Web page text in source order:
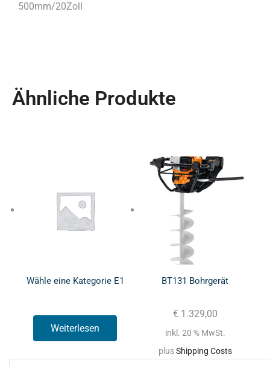
500mm/20Zoll
Ähnliche Produkte
Wähle eine Kategorie E1
Weiterlesen
BT131 Bohrgerät
€ 1.329,00
inkl. 20 % MwSt.
plusShipping Costs